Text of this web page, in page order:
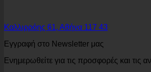
Καλλιρρόης 61, Αθήνα 117 43
Εγγραφή στο Newsletter μας
Ενημερωθείτε για τις προσφορές και τις